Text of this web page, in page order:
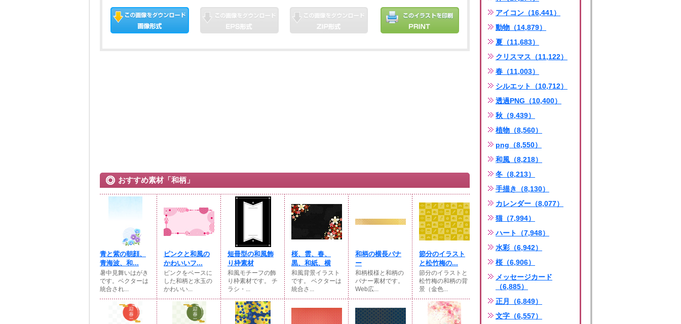
おすすめ素材「和柄」
青と紫の朝顔、
青海波、和...
暑中見舞いはがき
です。ベクターは
統合され...
ピンクと和風の
かわいいフ...
ピンクをベースに
した和柄と水玉の
かわいい...
短冊型の和風飾
り枠素材
和風モチーフの飾
り枠素材です。 チ
ラシ・...
桜、雲、春、
黒、和紙、横
和風背景イラスト
です。 ベクターは
統合さ...
和柄の横長バナ
ー
和柄模様と和柄の
バナー素材です。
Web広...
節分のイラスト
と松竹梅の...
節分のイラストと
松竹梅の和柄の背
景（金色...
アイコン（16,441）
動物（14,879）
夏（11,683）
クリスマス（11,122）
春（11,003）
シルエット（10,712）
透過PNG（10,400）
秋（9,439）
植物（8,560）
png（8,550）
和風（8,218）
冬（8,213）
手描き（8,130）
カレンダー（8,077）
猫（7,994）
ハート（7,948）
水彩（6,942）
桜（6,906）
メッセージカード
（6,885）
正月（6,849）
文字（6,557）